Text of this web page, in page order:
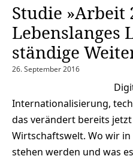
Studie »Arbeit
Lebenslanges
ständige
26. September 2016
Internationalisierung,
das verändert bereits
Wirtschaftswelt. Wo wir
stehen werden und was